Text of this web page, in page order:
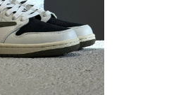
И СТРЕМЛЕНИЯ К